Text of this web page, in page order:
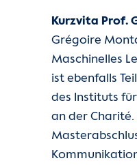
Kurzvita Prof.
Grégoire
Maschinelles
ist ebenfalls
des Instituts
an der Charité.